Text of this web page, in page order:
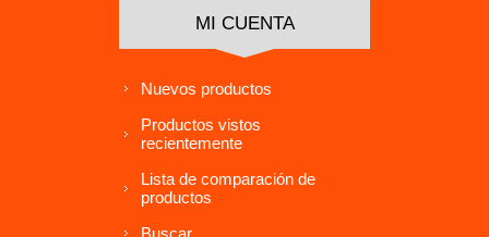
MI CUENTA
Nuevos productos
Productos vistos
recientemente
Lista de comparación de
productos
Buscar